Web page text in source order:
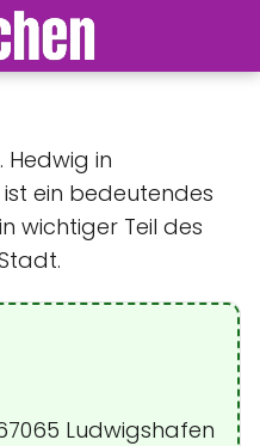
Hedwig in
ein bedeutendes
wichtiger Teil des
Ludwigshafen